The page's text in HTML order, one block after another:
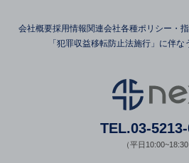
会社概要採用情報関連会社各種ポリシー・
「犯罪収益移転防止法施行」に伴
TEL.03-
（平日10:00~18:30